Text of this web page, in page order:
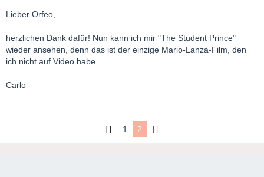
Lieber Orfeo,
herzlichen Dank dafür! Nun kann ich mir "The Student Prince"
wieder ansehen, denn das ist der einzige Mario-Lanza-Film, den
ich nicht auf Video habe.
Carlo
1 2